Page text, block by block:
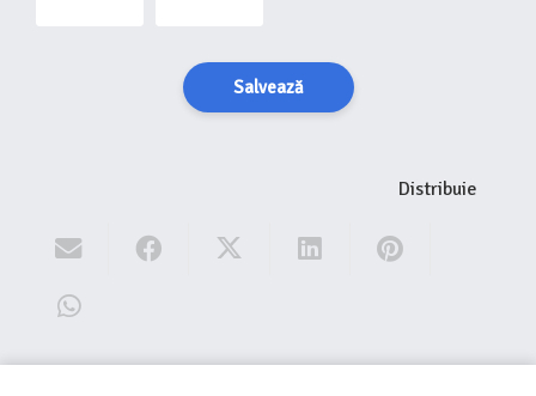
Salvează
Distribuie